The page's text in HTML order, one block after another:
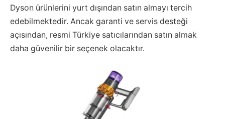
Dyson ürünlerini yurt dışından satın almayı tercih
edebilmektedir. Ancak garanti ve servis desteği
açısından, resmi Türkiye satıcılarından satın almak
daha güvenilir bir seçenek olacaktır.